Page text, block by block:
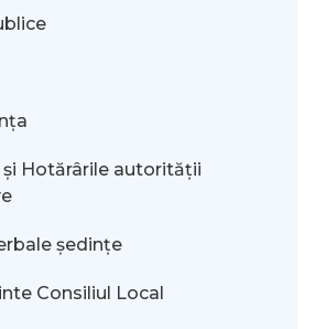
Hotărârile autorității
ședințe
Consiliul Local